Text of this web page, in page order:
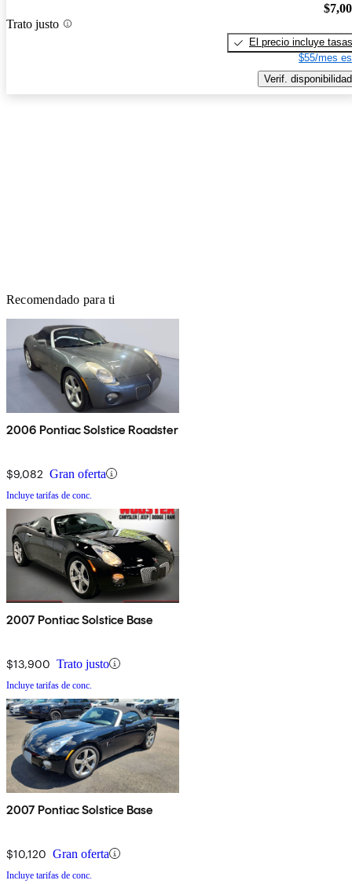
Trato justo
El precio incluye tasas
$55/mes
Verif. disponibilidad
Recomendado para ti
2006 Pontiac Solstice Roadster
$9,082 Gran oferta
Incluye tarifas de conc.
2007 Pontiac Solstice Base
$13,900 Trato justo
Incluye tarifas de conc.
2007 Pontiac Solstice Base
$10,120 Gran oferta
Incluye tarifas de conc.